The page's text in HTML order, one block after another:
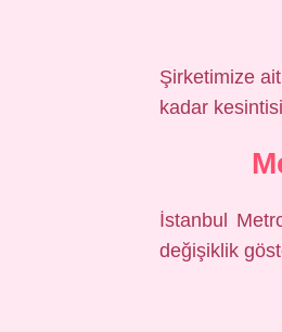
Şirketimize
kadar
İstanbul
değişiklik